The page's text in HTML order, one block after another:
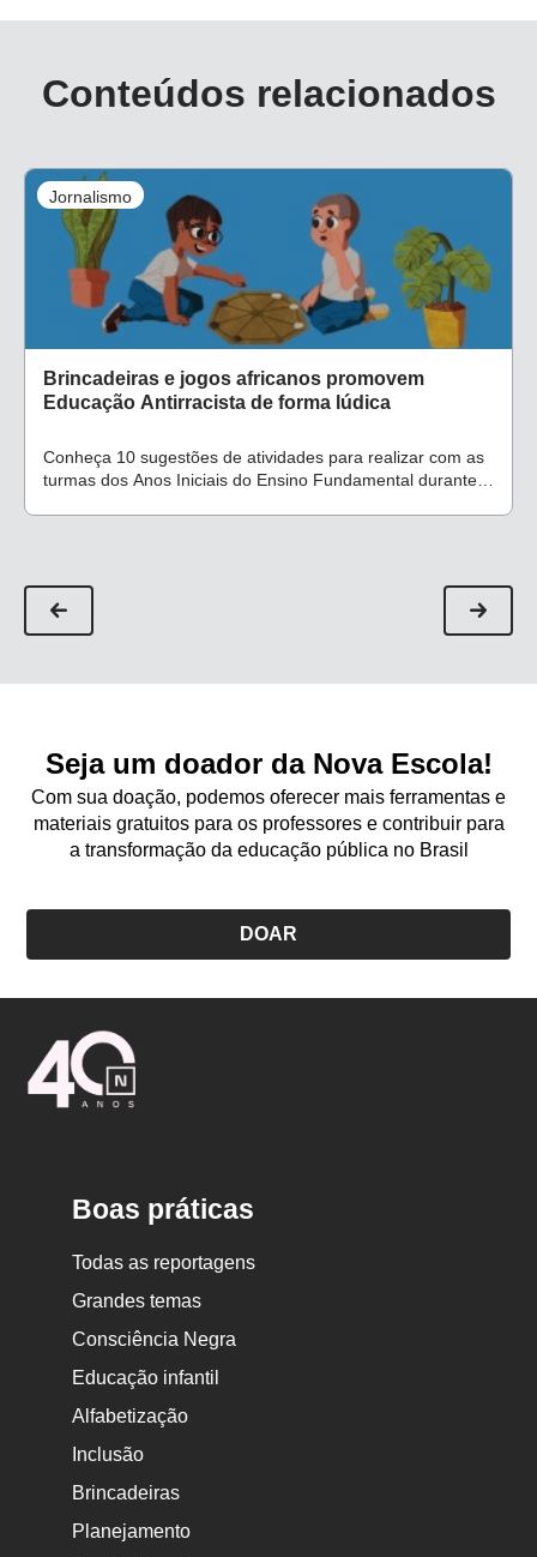
Conteúdos relacionados
Jornalismo
Brincadeiras e jogos africanos promovem
Educação Antirracista de forma lúdica
Conheça 10 sugestões de atividades para realizar com as
turmas dos Anos Iniciais do Ensino Fundamental durante o
Seja um doador da Nova Escola!
Com sua doação, podemos oferecer mais ferramentas e
materiais gratuitos para os professores e contribuir para
a transformação da educação pública no Brasil
DOAR
Boas práticas
Todas as reportagens
Grandes temas
Consciência Negra
Educação infantil
Alfabetização
Inclusão
Brincadeiras
Planejamento